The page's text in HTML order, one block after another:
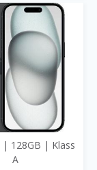
| 128GB | Klass
A